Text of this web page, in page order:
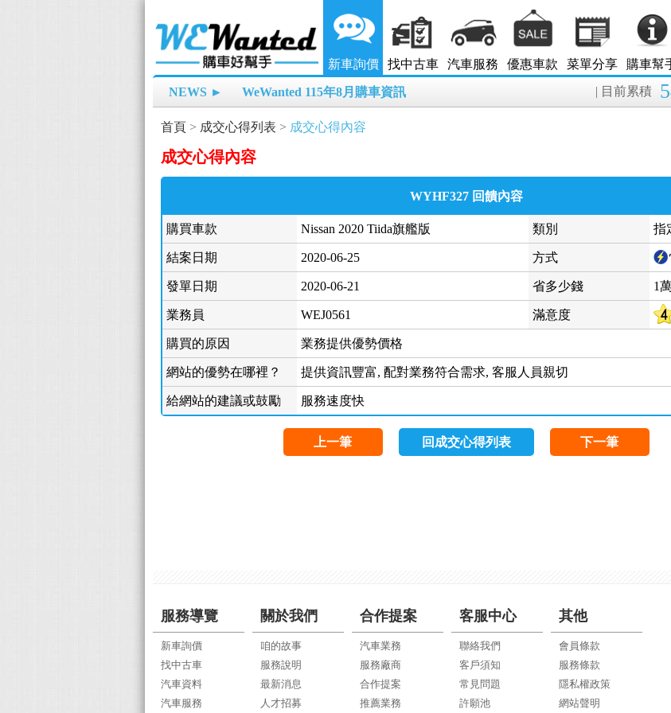
新車詢價 找中古車 汽車服務 優惠車款 菜單分享 購車幫
NEWS ► WeWanted 115年8月購車資訊 | 目前累積
首頁 > 成交心得列表 > 成交心得內容
成交心得內容
WYHF327 回饋內容
購買車款 Nissan 2020 Tiida旗艦版 類別 指
結案日期 2020-06-25 方式
發單日期 2020-06-21 省多少錢 1
業務員 WEJ0561 滿意度
購買的原因 業務提供優勢價格
網站的優勢在哪裡？ 提供資訊豐富, 配對業務符合需求, 客服人員親切
給網站的建議或鼓勵 服務速度快
上一筆 回成交心得列表 下一筆
服務導覽
新車詢價
找中古車
汽車資料
汽車服務
關於我們
咱的故事
服務說明
最新消息
人才招募
合作提案
汽車業務
服務廠商
合作提案
推薦業務
客服中心
聯絡我們
客戶須知
常見問題
許願池
其他
會員條款
服務條款
隱私權政策
網站聲明